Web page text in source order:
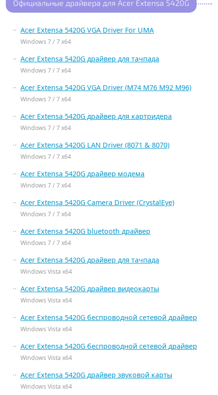
Официальные драйвера для Acer Extensa 5420G
Acer Extensa 5420G VGA Driver For UMA
Windows 7 / 7 x64
Acer Extensa 5420G драйвер для тачпада
Windows 7 / 7 x64
Acer Extensa 5420G VGA Driver (M74 M76 M92 M96)
Windows 7 / 7 x64
Acer Extensa 5420G драйвер для картридера
Windows 7 / 7 x64
Acer Extensa 5420G LAN Driver (8071 & 8070)
Windows 7 / 7 x64
Acer Extensa 5420G драйвер модема
Windows 7 / 7 x64
Acer Extensa 5420G Camera Driver (CrystalEye)
Windows 7 / 7 x64
Acer Extensa 5420G bluetooth драйвер
Windows 7 / 7 x64
Acer Extensa 5420G драйвер для тачпада
Windows Vista x64
Acer Extensa 5420G драйвер видеокарты
Windows Vista x64
Acer Extensa 5420G беспроводной сетевой драйвер
Windows Vista x64
Acer Extensa 5420G беспроводной сетевой драйвер
Windows Vista x64
Acer Extensa 5420G драйвер звуковой карты
Windows Vista x64